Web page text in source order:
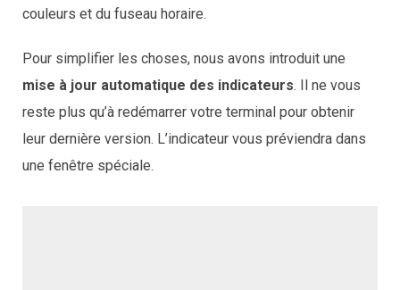
couleurs et du fuseau horaire.
Pour simplifier les choses, nous avons introduit une
mise à jour automatique des indicateurs. Il ne vous
reste plus qu’à redémarrer votre terminal pour obtenir
leur dernière version. L’indicateur vous préviendra dans
une fenêtre spéciale.